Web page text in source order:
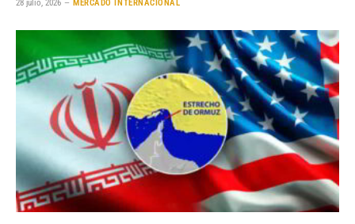
28 julio, 2026 MERCADO INTERNACIONAL